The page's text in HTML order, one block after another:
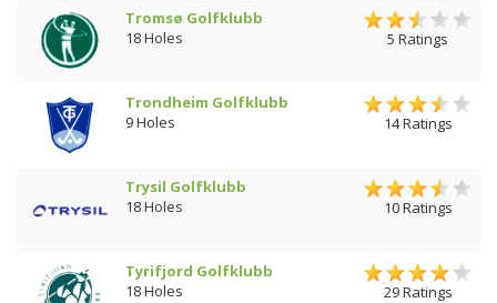
Tromsø Golfklubb
18 Holes
5 Ratings
Trondheim Golfklubb
9 Holes
14 Ratings
Trysil Golfklubb
18 Holes
10 Ratings
Tyrifjord Golfklubb
18 Holes
29 Ratings